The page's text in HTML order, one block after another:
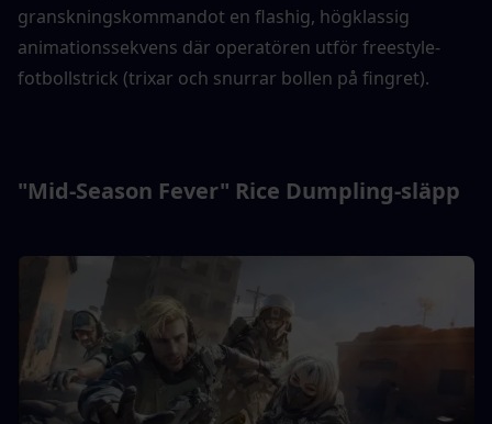
granskningskommandot en flashig, högklassig
animationssekvens där operatören utför freestyle-
fotbollstrick (trixar och snurrar bollen på fingret).
"Mid-Season Fever" Rice Dumpling-släpp